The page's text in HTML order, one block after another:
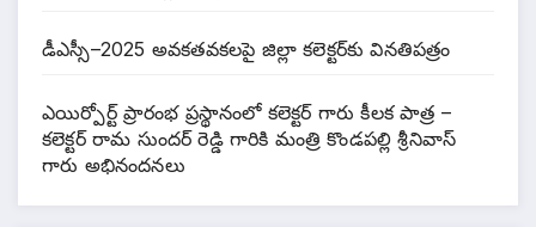
డీఎస్సీ–2025 అవకతవకలపై జిల్లా కలెక్టర్‌కు వినతిపత్రం
ఎయిర్పోర్ట్ ప్రారంభ ప్రస్థానంలో కలెక్టర్ గారు కీలక పాత్ర –
కలెక్టర్ రామ సుందర్ రెడ్డి గారికి మంత్రి కొండపల్లి శ్రీనివాస్
గారు అభినందనలు